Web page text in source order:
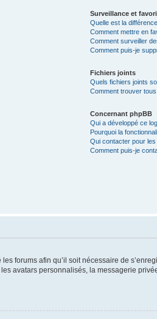
Surveillance et
Quelle est la
Comment mettre en
Comment surveiller
Comment puis-je
Fichiers joints
Quels fichiers joints
Comment trouver
Concernant phpBB
Qui a développé ce
Pourquoi la
Qui contacter pour
Comment puis-je
forums afin qu’il soit nécessaire de
avatars personnalisés, la messagerie